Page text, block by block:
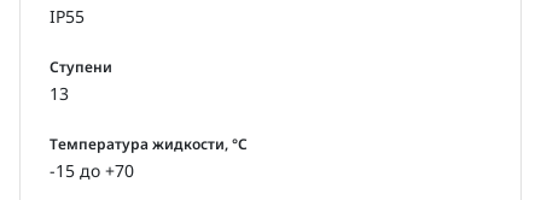
IP55
Ступени
13
Температура жидкости, °С
-15 до +70